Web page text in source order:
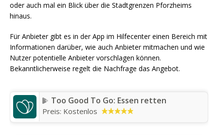
oder auch mal ein Blick über die Stadtgrenzen Pforzheims
hinaus.
Für Anbieter gibt es in der App im Hilfecenter einen Bereich mit
Informationen darüber, wie auch Anbieter mitmachen und wie
Nutzer potentielle Anbieter vorschlagen können.
Bekanntlicherweise regelt die Nachfrage das Angebot.
Too Good To Go: Essen retten
Preis: Kostenlos